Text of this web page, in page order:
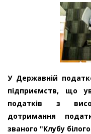
У Державній
підприємств, що
податків з
дотримання
званого "Клубу